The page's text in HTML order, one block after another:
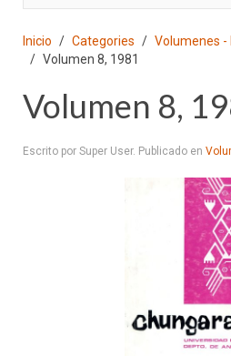
Inicio Categories
Volumenes -
Volumen 8, 1981
Volumen 8,
Escrito por Super User. Publicado en